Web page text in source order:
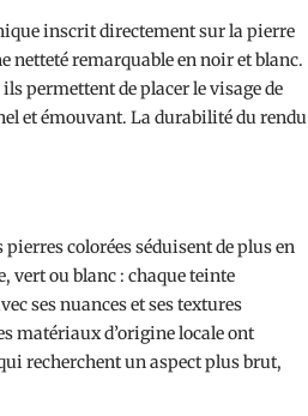
inscrit directement sur la pierre
netteté remarquable en noir et blanc.
permettent de placer le visage de
et émouvant. La durabilité du rendu
colorées séduisent de plus en
vert ou blanc : chaque teinte
ses nuances et ses textures
matériaux d’origine locale ont
recherchent un aspect plus brut,